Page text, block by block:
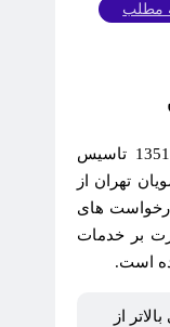
مطلب
اتحادیه صنف قالیشویان تهران در سال 1351 تاسیس
تهران از
های
بر خدمات
است.
از